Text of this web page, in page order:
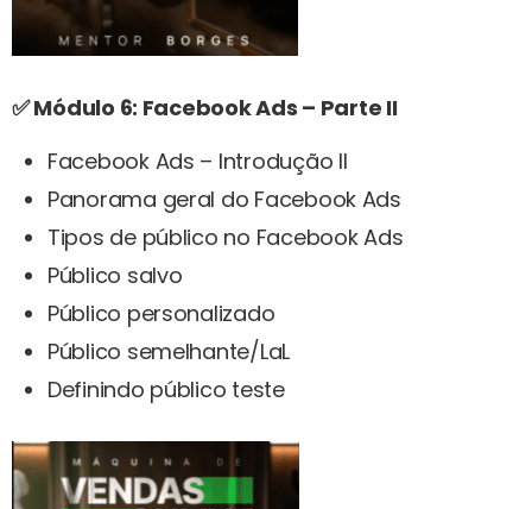
✅ Módulo 6: Facebook Ads – Parte II
Facebook Ads – Introdução II
Panorama geral do Facebook Ads
Tipos de público no Facebook Ads
Público salvo
Público personalizado
Público semelhante/LaL
Definindo público teste